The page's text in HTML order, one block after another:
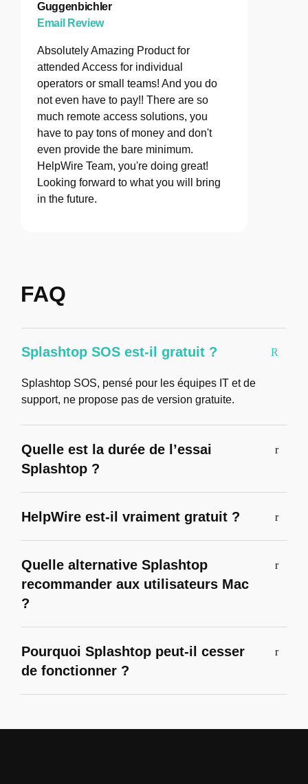
Guggenbichler
Email Review
Absolutely Amazing Product for
attended Access for individual
operators or small teams! And you do
not even have to pay!! There are so
much remote access solutions, you
have to pay tons of money and don't
even provide the bare minimum.
HelpWire Team, you're doing great!
Looking forward to what you will bring
in the future.
FAQ
Splashtop SOS est-il gratuit ?
Splashtop SOS, pensé pour les équipes IT et de
support, ne propose pas de version gratuite.
Quelle est la durée de l’essai
Splashtop ?
HelpWire est-il vraiment gratuit ?
Quelle alternative Splashtop
recommander aux utilisateurs Mac
?
Pourquoi Splashtop peut-il cesser
de fonctionner ?